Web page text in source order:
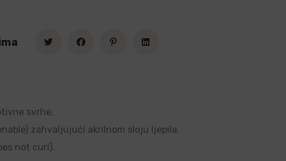
svrhe.
zahvaljujući akrilnom sloju ljepila.
not curl).